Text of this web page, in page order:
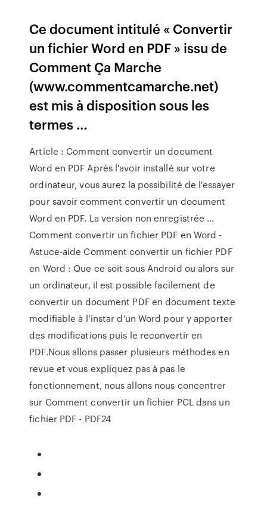
Ce document intitulé « Convertir
un fichier Word en PDF » issu de
Comment Ça Marche
(www.commentcamarche.net)
est mis à disposition sous les
termes …
Article : Comment convertir un document
Word en PDF Après l'avoir installé sur votre
ordinateur, vous aurez la possibilité de l'essayer
pour savoir comment convertir un document
Word en PDF. La version non enregistrée …
Comment convertir un fichier PDF en Word -
Astuce-aide Comment convertir un fichier PDF
en Word : Que ce soit sous Android ou alors sur
un ordinateur, il est possible facilement de
convertir un document PDF en document texte
modifiable à l’instar d’un Word pour y apporter
des modifications puis le reconvertir en
PDF.Nous allons passer plusieurs méthodes en
revue et vous expliquez pas à pas le
fonctionnement, nous allons nous concentrer
sur Comment convertir un fichier PCL dans un
fichier PDF - PDF24